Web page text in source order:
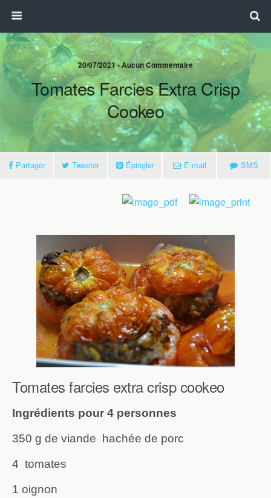
20/07/2021 • Aucun Commentaire
Tomates Farcies Extra Crisp
Cookeo
Partager Tweeter Épingler E-mail SMS
Tomates farcies extra crisp cookeo
Ingrédients pour 4 personnes
350 g de viande hachée de porc
4 tomates
1 oignon